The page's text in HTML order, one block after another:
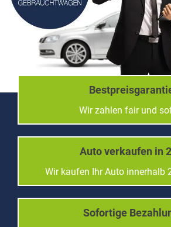
Wir zahlen fair und
Auto verkaufen in
Wir kaufen Ihr Auto innerhalb
Sofortige